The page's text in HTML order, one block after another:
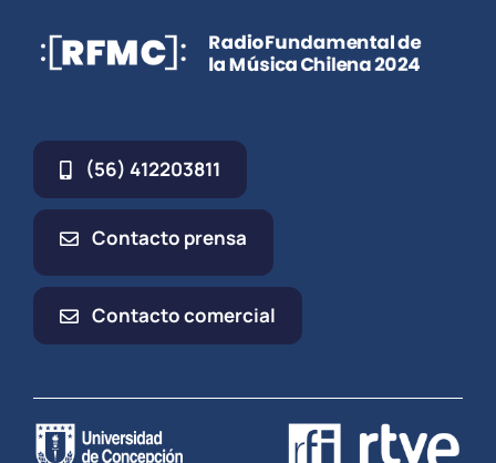
(56) 412203811
Contacto prensa
Contacto comercial